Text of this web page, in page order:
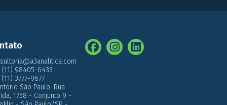
(11) 98405-6433
3777-9677
São Paulo: Rua
1758 - Conjunto 9 -